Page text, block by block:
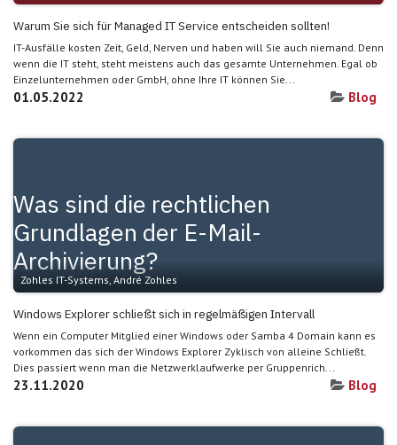
Warum Sie sich für Managed IT Service entscheiden sollten!
IT-Ausfälle kosten Zeit, Geld, Nerven und haben will Sie auch niemand. Denn
wenn die IT steht, steht meistens auch das gesamte Unternehmen. Egal ob
Einzelunternehmen oder GmbH, ohne Ihre IT können Sie...
01.05.2022 Blog
Was sind die rechtlichen
Grundlagen der E-Mail-
Archivierung?
Zohles IT-Systems, André Zohles
Windows Explorer schließt sich in regelmäßigen Intervall
Wenn ein Computer Mitglied einer Windows oder Samba 4 Domain kann es
vorkommen das sich der Windows Explorer Zyklisch von alleine Schließt.
Dies passiert wenn man die Netzwerklaufwerke per Gruppenrich...
23.11.2020 Blog